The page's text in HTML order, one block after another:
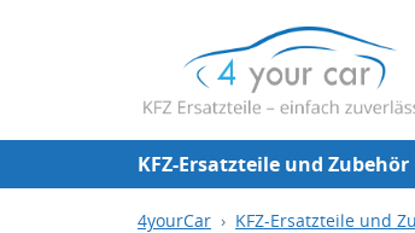
KFZ-Ersatzteile und Zubehör
4yourCar KFZ-Ersatzteile und